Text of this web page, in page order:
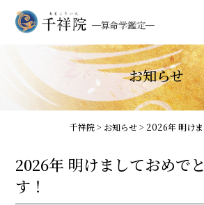
お知らせ
千祥院> お知らせ> 2026年 明けま
2026年 明けましておめで
す！